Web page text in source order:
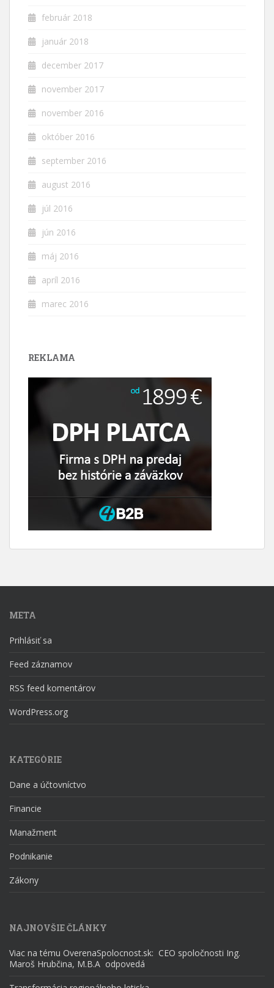
február 2018
január 2018
december 2017
november 2017
november 2016
október 2016
september 2016
august 2016
júl 2016
jún 2016
máj 2016
apríl 2016
marec 2016
REKLAMA
META
Prihlásiť sa
Feed záznamov
RSS feed komentárov
WordPress.org
KATEGÓRIE
Dane a účtovníctvo
Financie
Manažment
Podnikanie
Zákony
NAJNOVŠIE ČLÁNKY
Viac na tému OverenaSpolocnost.sk: CEO spoločnosti Ing.
Maroš Hrubčina, M.B.A odpovedá